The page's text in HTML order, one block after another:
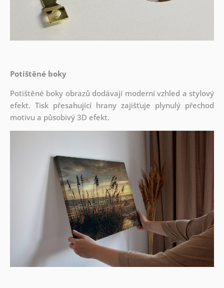
Potištěné boky
Potištěné boky obrazů dodávají moderní vzhled a stylový
efekt. Tisk přesahující hrany zajišťuje plynulý přechod
motivu a působivý 3D efekt.